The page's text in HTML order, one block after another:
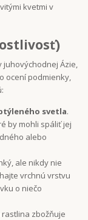
kvetmi v
Ázie,
ocení podmienky,
svetla.
by mohli spáliť jej
alebo
ale nikdy nie
vrchnú vrstvu
o niečo
zbožňuje